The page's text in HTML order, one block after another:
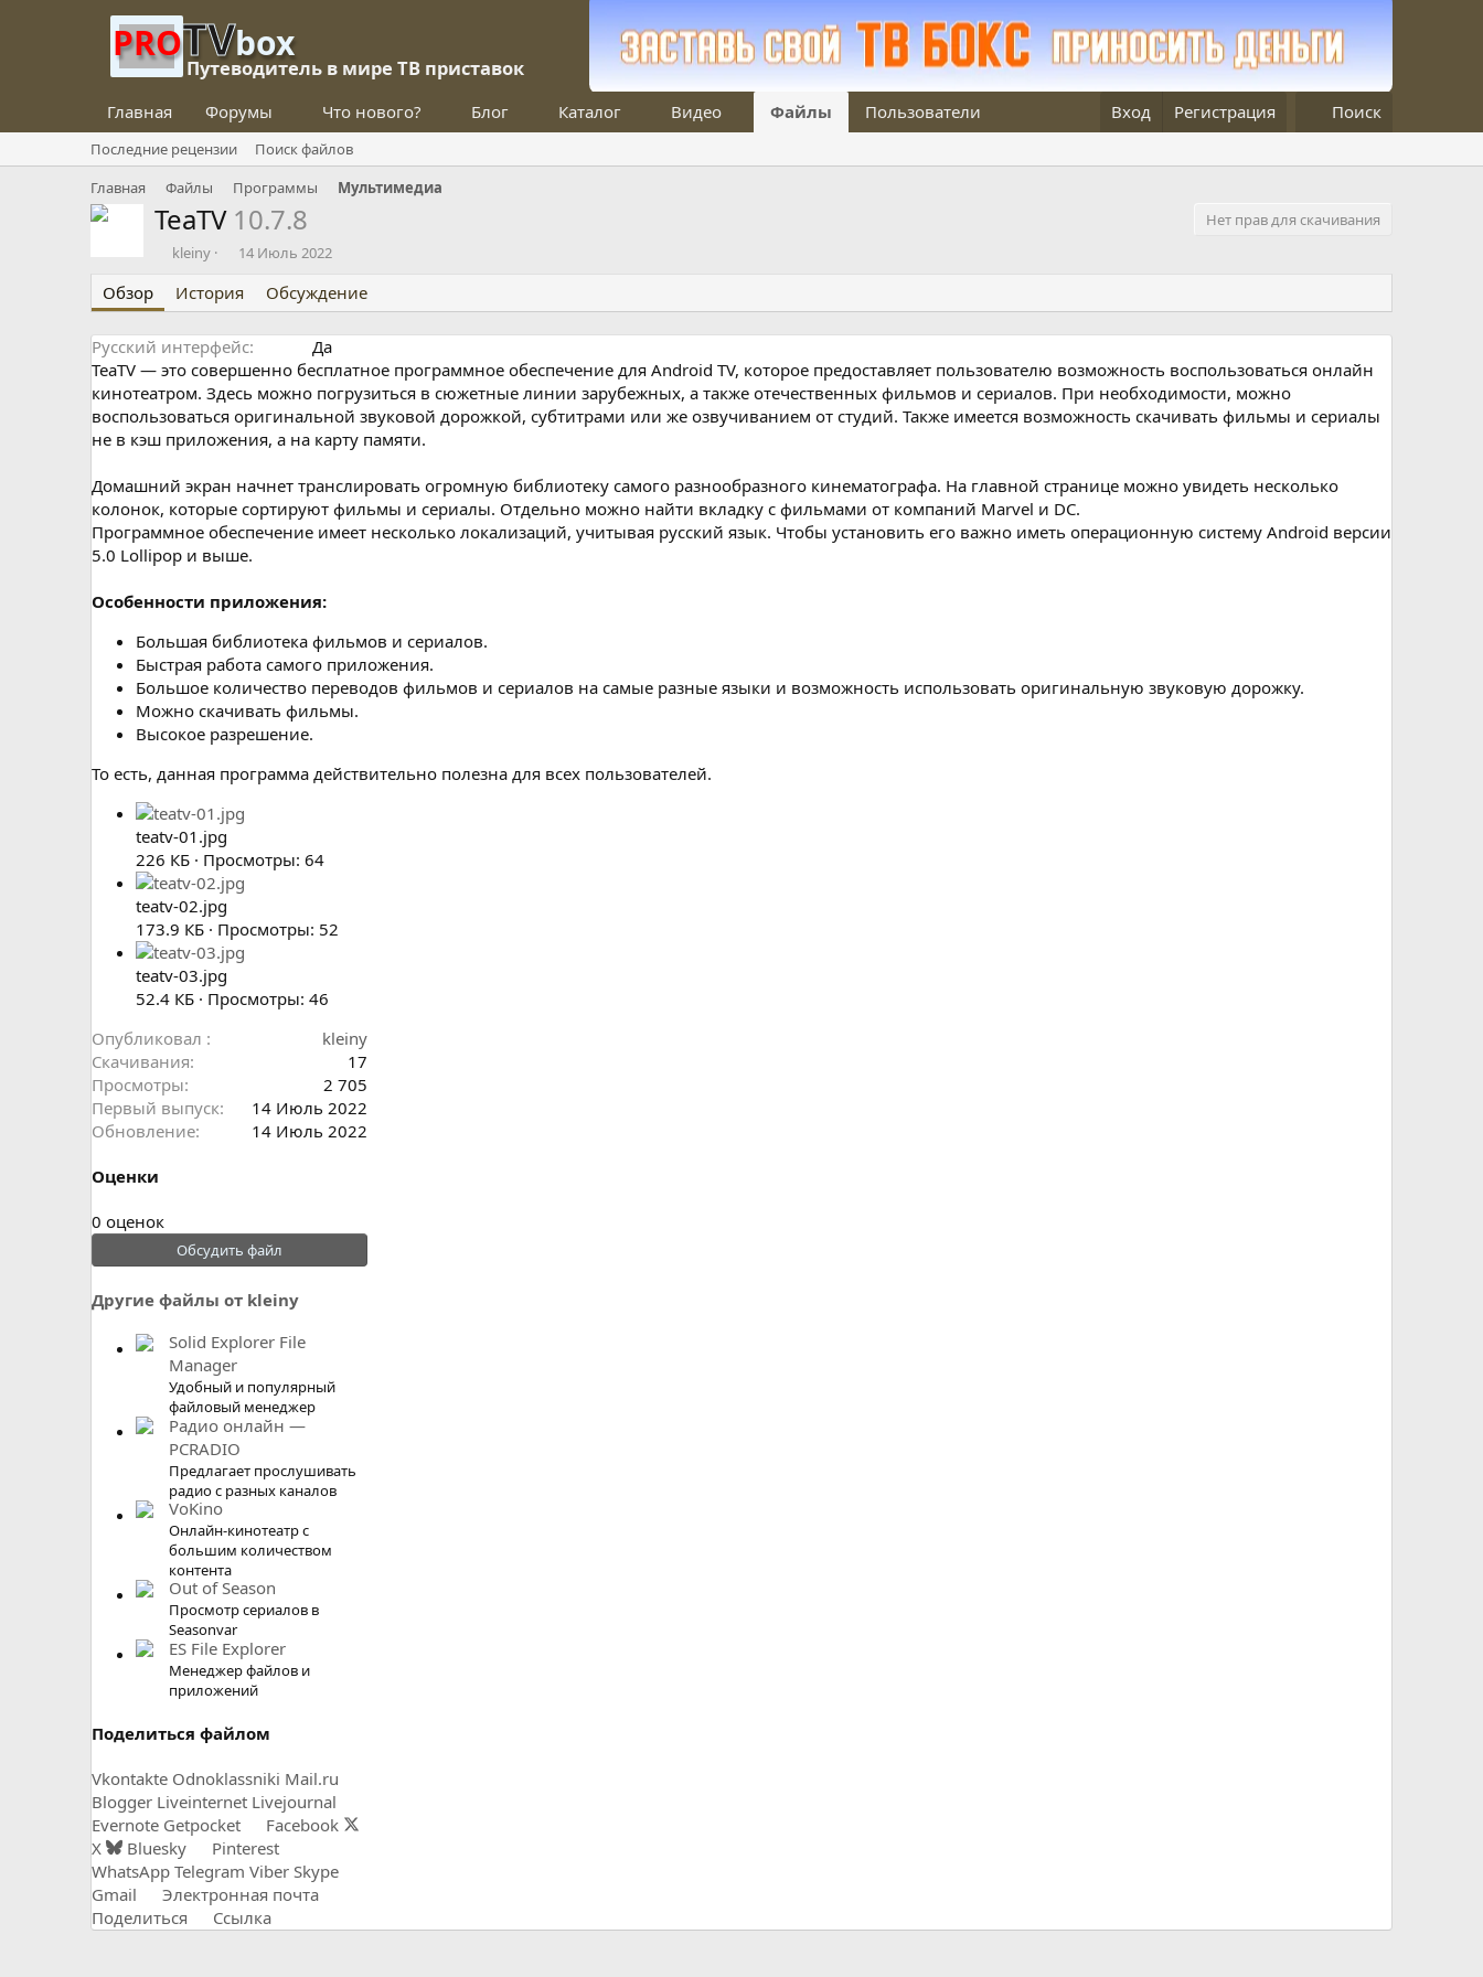
PROTVbox
Путеводитель в мире ТВ приставок
Главная Форумы Что нового? Блог Каталог Видео Файлы Пользователи Вход Регистрация Поиск
Последние рецензии
Поиск файлов
Главная
Файлы Программы Мультимедиа
TeaTV 10.7.8
Нет прав для скачивания
О
у
б
л
и
к
о
в
л
kleiny
Д
т
а
с
о
з
д
а
н
и
14 Июль 2022
Обзор История Обсуждение
Русский интерфейс
Да
TeaTV — это совершенно бесплатное программное обеспечение для Android TV, которое предоставляет пользователю возможность воспользоваться онлайн
кинотеатром. Здесь можно погрузиться в сюжетные линии зарубежных, а также отечественных фильмов и сериалов. При необходимости, можно
воспользоваться оригинальной звуковой дорожкой, субтитрами или же озвучиванием от студий. Также имеется возможность скачивать фильмы и сериалы
не в кэш приложения, а на карту памяти.
Домашний экран начнет транслировать огромную библиотеку самого разнообразного кинематографа. На главной странице можно увидеть несколько
колонок, которые сортируют фильмы и сериалы. Отдельно можно найти вкладку с фильмами от компаний Marvel и DC.
Программное обеспечение имеет несколько локализаций, учитывая русский язык. Чтобы установить его важно иметь операционную систему Android версии
5.0 Lollipop и выше.
Особенности приложения:
Большая библиотека фильмов и сериалов.
Быстрая работа самого приложения.
Большое количество переводов фильмов и сериалов на самые разные языки и возможность использовать оригинальную звуковую дорожку.
Можно скачивать фильмы.
Высокое разрешение.
То есть, данная программа действительно полезна для всех пользователей.
teatv-01.jpg
226 КБ · Просмотры: 64
teatv-02.jpg
173.9 КБ · Просмотры: 52
teatv-03.jpg
52.4 КБ · Просмотры: 46
Опубликовал
kleiny
Скачивания
17
Просмотры
2 705
Первый выпуск
14 Июль 2022
Обновление
14 Июль 2022
Оценки
0
.
0
0
з
0 оценок
Обсудить файл
Другие файлы от kleiny
Solid Explorer File
Manager
Удобный и популярный
файловый менеджер
Радио онлайн —
PCRADIO
Предлагает прослушивать
радио с разных каналов
VoKino
Онлайн-кинотеатр с
большим количеством
контента
Out of Season
Просмотр сериалов в
Seasonvar
ES File Explorer
Менеджер файлов и
приложений
Поделиться файлом
Vkontakte Odnoklassniki Mail.ru
Blogger Liveinternet Livejournal
Evernote Getpocket
Facebook
X
Bluesky
Pinterest
WhatsApp Telegram Viber Skype
Gmail
Электронная почта
Поделиться
Ссылка